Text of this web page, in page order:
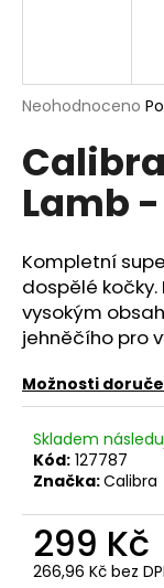
Průměrné
produktu
je
0,0
hvězdiček.
Neohodnoceno
Lamb -
Kompletní
dospělé
vysokým
jehněčího pro
Možnosti
Skladem
Kód: 127787
Značka:Calibra
299 Kč
266,96 Kč bez
í
t
?
D
o
p
u
u
e